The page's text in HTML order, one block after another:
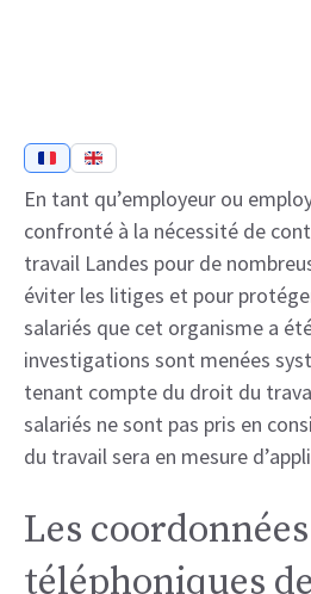
En tant qu’employeur ou
confronté à la nécessité de
travail Landes pour de
éviter les litiges et pour
salariés que cet organisme a
investigations sont menées
tenant compte du droit du
salariés ne sont pas pris en
du travail sera en mesure
Les coordonnées
téléphoniques de